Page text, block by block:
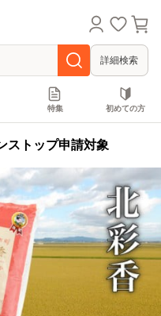
詳細検索
特集 初めての方
ストップ申請対象